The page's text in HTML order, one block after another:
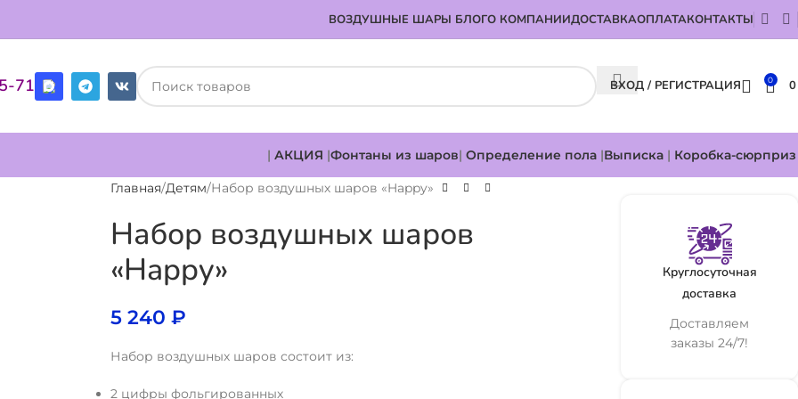
ВОЗДУШНЫЕ ШАРЫ БЛОГО КОМПАНИИДОСТАВКАОПЛАТАКОНТАКТЫ
71 ВХОД / РЕГИСТРАЦИЯ 0
| АКЦИЯ |Фонтаны из шаров| Определение пола |Выписка | Коробка-сюрприз
Главная Детям Набор воздушных шаров «Happy»
Набор воздушных шаров
«Happy»
5 240₽
Набор воздушных шаров состоит из:
2 цифры фольгированных
Круглосуточная
доставка
Доставляем
заказы 24/7!